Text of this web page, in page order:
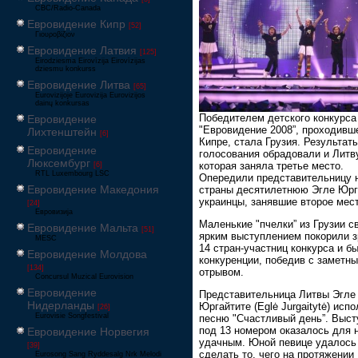
CBC/Radio-Canada
Евровидение Кипр [52]
Γιουροβίζιον
Евровидение Латвия [125]
Eirodziesma Eirovīzija Eirovīzijas
dziesmu konkurss
Евровидение Литва [65]
Eurovizijoje Eurovizija Eurovizijos
dainų konkursas
Евровидение
Лихтенштейн [6]
Евровидение
Люксембург [6]
RTL Luxembourg LSC
Евровидение Македония
[24]
Евровизија
Евровидение Мальта [51]
MESC
Евровидение Молдова
[134]
Concursul Muzical Eurovision
Евровидение
Нидерланды [26]
Eurovisie Songfestival
Евровидение Норвегия
[39]
Eurosong Sang Ryddesalg Nrk Melodi
Победителем детского конкурса
"Евровидение 2008”,
Кипре, стала Грузия.
голосования обрадовали и
которая заняла третье место.
Опередили представительницу
страны десятилетнюю Эгле
украинцы, занявшие второе
Маленькие "пчелки” из Грузии
ярким выступлением покорили
14 стран-участниц конкурса и
конкуренции, победив с
отрывом.
Представительница Литвы Эгле
Юргайтите (Eglė Jurgaitytė)
песню "Счастливый день”.
под 13 номером оказалось для
удачным. Юной певице удалось
сделать то, чего на протяжении